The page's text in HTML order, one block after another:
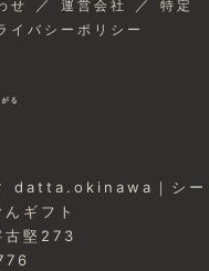
せ ／ 運営会社 ／ 特定
イバシーポリシー
datta.okinawa｜シー
ギフト
古堅273